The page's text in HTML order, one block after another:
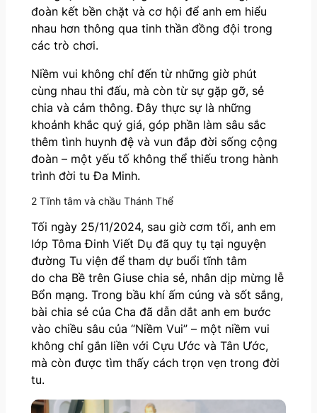
đoàn kết bền chặt và cơ hội để anh em hiểu
nhau hơn thông qua tinh thần đồng đội trong
các trò chơi.
Niềm vui không chỉ đến từ những giờ phút
cùng nhau thi đấu, mà còn từ sự gặp gỡ, sẻ
chia và cảm thông. Đây thực sự là những
khoảnh khắc quý giá, góp phần làm sâu sắc
thêm tình huynh đệ và vun đắp đời sống cộng
đoàn – một yếu tố không thể thiếu trong hành
trình đời tu Đa Minh.
2 Tĩnh tâm và chầu Thánh Thể
Tối ngày 25/11/2024, sau giờ cơm tối, anh em
lớp Tôma Đinh Viết Dụ đã quy tụ tại nguyện
đường Tu viện để tham dự buổi tĩnh tâm
do cha Bề trên Giuse chia sẻ, nhân dịp mừng lễ
Bổn mạng. Trong bầu khí ấm cúng và sốt sắng,
bài chia sẻ của Cha đã dẫn dắt anh em bước
vào chiều sâu của “Niềm Vui” – một niềm vui
không chỉ gắn liền với Cựu Ước và Tân Ước,
mà còn được tìm thấy cách trọn vẹn trong đời
tu.